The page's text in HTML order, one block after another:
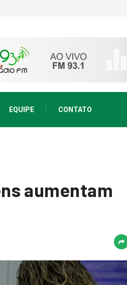
EQUIPE CONTATO
aumentam